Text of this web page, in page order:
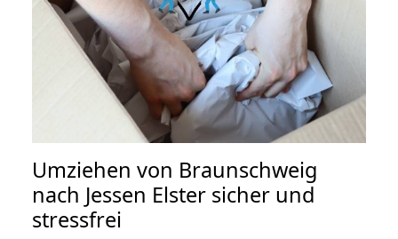
Umziehen von Braunschweig
nach Jessen Elster sicher und
stressfrei